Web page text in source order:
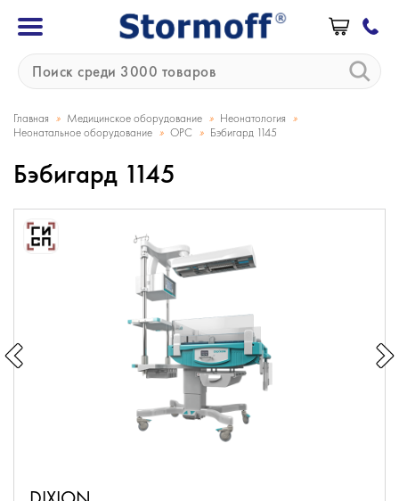
Главная » Медицинское оборудование » Неонатология »
Неонатальное оборудование » ОРС » Бэбигард 1145
Бэбигард 1145